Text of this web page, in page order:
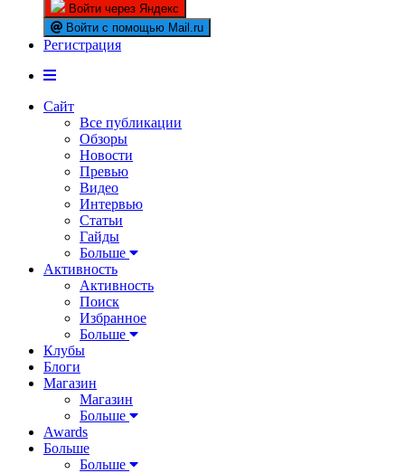
Войти через Яндекс
Войти с помощью Mail.ru
Регистрация
Сайт
Все публикации
Обзоры
Новости
Превью
Видео
Интервью
Статьи
Гайды
Больше
Активность
Активность
Поиск
Избранное
Больше
Клубы
Блоги
Магазин
Магазин
Больше
Awards
Больше
Больше